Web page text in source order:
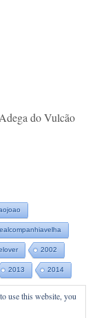
do Vulcão
2002
2013 2014
use this website, you